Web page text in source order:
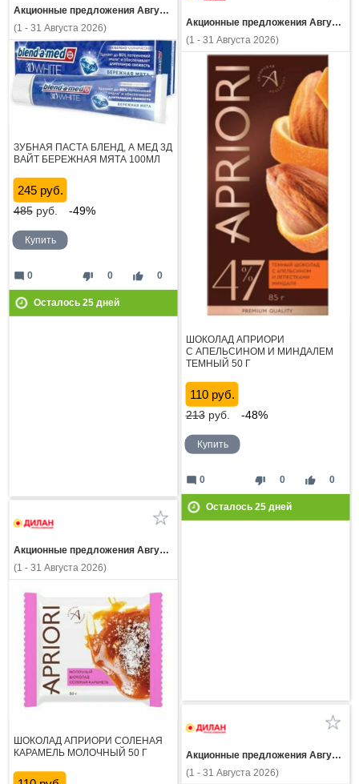
Акционные предложения Августа
(1 - 31 Августа 2026)
ЗУБНАЯ ПАСТА БЛЕНД, А МЕД 3Д
ВАЙТ БЕРЕЖНАЯ МЯТА 100МЛ
245 руб.
485руб. -49%
Купить
thumb_down 0 thumb_up 0
mode_comment 0
Осталось 25дней
Акционные предложения Августа
(1 - 31 Августа 2026)
ШОКОЛАД АПРИОРИ
С АПЕЛЬСИНОМ И МИНДАЛЕМ
ТЕМНЫЙ 50 Г
110 руб.
213руб. -48%
Купить
thumb_down 0 thumb_up 0
mode_comment 0
Осталось 25дней
Акционные предложения Августа
(1 - 31 Августа 2026)
ШОКОЛАД АПРИОРИ СОЛЕНАЯ
КАРАМЕЛЬ МОЛОЧНЫЙ 50 Г
Акционные предложения Августа
(1 - 31 Августа 2026)